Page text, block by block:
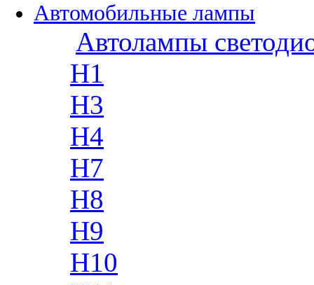
Автомобильные лампы
Автолампы
H1
H3
H4
H7
H8
H9
H10